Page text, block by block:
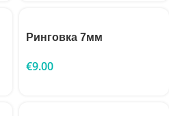
Ринговка 7мм
€9.00